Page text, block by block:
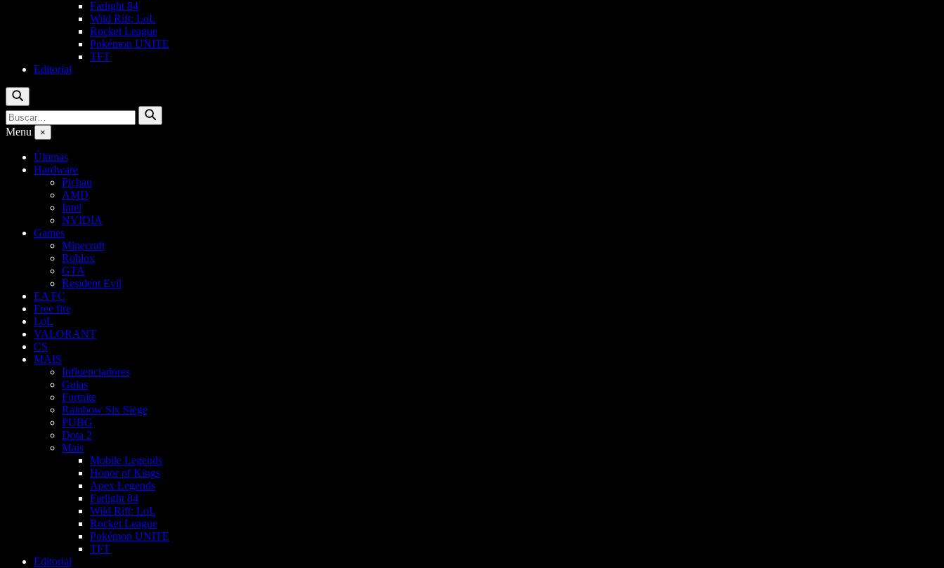
Farlight 84
Wild Rift: LoL
Rocket League
Pokémon UNITE
TFT
Editorial
Buscar
Buscar
por:
Buscar
Menu ×
Últimas
Hardware
Pichau
AMD
Intel
NVIDIA
Games
Minecraft
Roblox
GTA
Resident Evil
EA FC
Free fire
LoL
VALORANT
CS
MAIS
Influenciadores
Guias
Fortnite
Rainbow Six Siege
PUBG
Dota 2
Mais
Mobile Legends
Honor of Kings
Apex Legends
Farlight 84
Wild Rift: LoL
Rocket League
Pokémon UNITE
TFT
Editorial